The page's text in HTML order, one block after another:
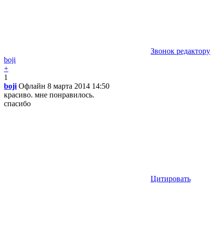
Звонок редактору
boji
+
1
boji Офлайн 8 марта 2014 14:50
красиво. мне понравилось.
спасибо
Цитировать